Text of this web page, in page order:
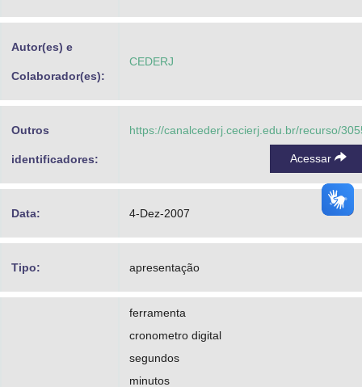
Advocacia-Geral da União
Banco Central do Brasil
Autor(es) e
Colaborador(es):
CEDERJ
Outros
identificadores:
https://canalcederj.cecierj.edu.br/recurso/
Acessar
Data: 4-Dez-2007
Tipo: apresentação
ferramenta
cronometro digital
segundos
minutos